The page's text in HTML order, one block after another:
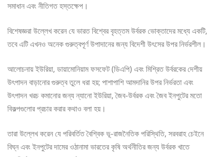
সমাধান এবং নীতিগত হস্তক্ষেপ।
বিশেষজ্ঞরা উল্লেখ করেন যে ভারত বিশ্বের বৃহত্তম উর্বরক ভোক্তাদের মধ্যে একটি,
তবে এটি এখনও অনেক গুরুত্বপূর্ণ উপাদানের জন্য বিদেশী উৎসের উপর নির্ভরশীল।
আলোচনায় ইউরিয়া, ডায়ামোনিয়াম ফসফেট (ডিএপি) এবং মিশ্রিত উর্বরকের দেশীয়
উৎপাদন বাড়ানোর গুরুত্ব তুলে ধরা হয়; পাশাপাশি আমদানির উপর নির্ভরতা এবং
উৎপাদন খরচ কমানোর জন্য ন্যানো ইউরিয়া, জৈব-উর্বরক এবং জৈব ইনপুটের মতো
বিকল্পগুলোর প্রচার করার কথাও বলা হয়।
তারা উল্লেখ করেন যে পরিবর্তিত বৈশ্বিক ভূ-রাজনৈতিক পরিস্থিতি, সরবরাহ চেইনে
বিঘ্ন এবং ইনপুটের দামের ওঠানামা ভারতের কৃষি অর্থনীতির জন্য উর্বরক খাতে